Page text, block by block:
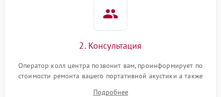
2. Консультация
Оператор колл центра позвонит вам, проинформирует по
стоимости ремонта вашего портативной акустики а также
Подробнее